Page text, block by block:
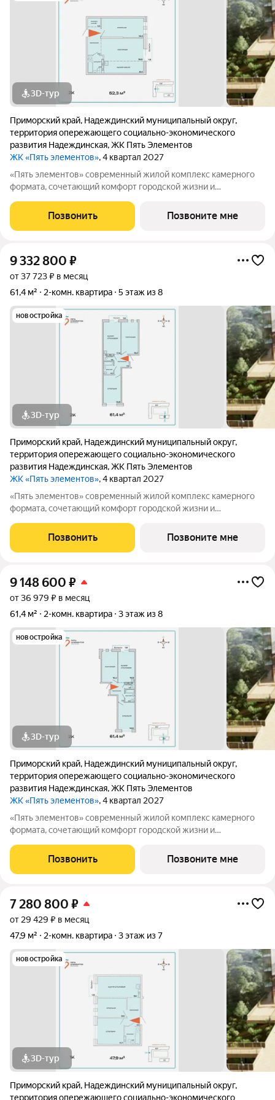
3D-тур
Приморский край, Надеждинский муниципальный округ,
территория опережающего социально-экономического
развития Надеждинская,ЖК Пять Элементов
ЖК «Пять элементов», 4 квартал 2027
«Пять элементов» современный жилой комплекс камерного
формата, сочетающий комфорт городской жизни и
вышел в финал Всероссийской архитектурно-девелоперской
премии Real Estate Property Awards 2025
Позвонить Позвоните мне
9 332 800 ₽
от 37 723 ₽ в месяц
61,4 м²
2-комн. квартира 5 этаж из 8
новостройка
3D-тур
Приморский край, Надеждинский муниципальный округ,
территория опережающего социально-экономического
развития Надеждинская,ЖК Пять Элементов
ЖК «Пять элементов», 4 квартал 2027
«Пять элементов» современный жилой комплекс камерного
формата, сочетающий комфорт городской жизни и
вышел в финал Всероссийской архитектурно-девелоперской
премии Real Estate Property Awards 2025
Позвонить Позвоните мне
9 148 600 ₽
от 36 979 ₽ в месяц
61,4 м²
2-комн. квартира 3 этаж из 8
новостройка
3D-тур
Приморский край, Надеждинский муниципальный округ,
территория опережающего социально-экономического
развития Надеждинская,ЖК Пять Элементов
ЖК «Пять элементов», 4 квартал 2027
«Пять элементов» современный жилой комплекс камерного
формата, сочетающий комфорт городской жизни и
вышел в финал Всероссийской архитектурно-девелоперской
премии Real Estate Property Awards 2025
Позвонить Позвоните мне
7 280 800 ₽
от 29 429 ₽ в месяц
47,9 м²
2-комн. квартира 3 этаж из 7
новостройка
3D-тур
Приморский край, Надеждинский муниципальный округ,
территория опережающего социально-экономического